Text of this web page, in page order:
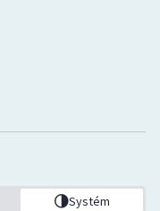
Systém